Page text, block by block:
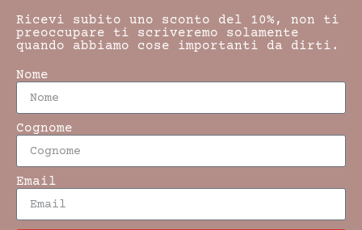
Ricevi subito uno sconto del 10%, non ti
preoccupare ti scriveremo solamente
quando abbiamo cose importanti da dirti.
Nome
Cognome
Email